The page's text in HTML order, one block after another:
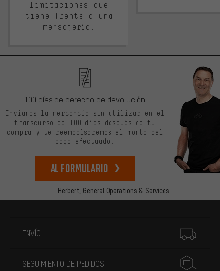
limitaciones que
tiene frente a una
mensajería.
Herbert, General Operations & Services
100 días de derecho de devolución
Envíanos la mercancía sin utilizar en el
transcurso de 100 días después de tu
compra y te reembolsaremos el monto del
pago efectuado.
Al formulario
ENVÍO
SEGUIMIENTO DE PEDIDOS